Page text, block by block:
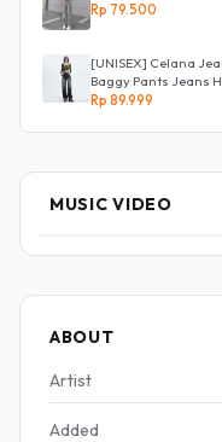
Rp 79.500
[UNISEX] Celana
Baggy Pants Jeans
Rp 89.999
MUSIC VIDEO
ABOUT
Artist
Added